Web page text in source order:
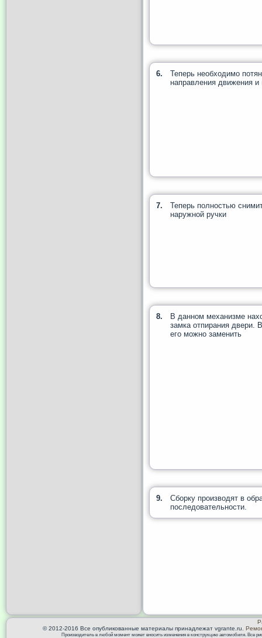
6.
Теперь необходимо
направления движения и
7.
Теперь полностью
наружной ручки
8.
В данном механизме
замка отпирания двери.
его можно заменить
9.
Сборку производят в
последовательности.
© 2012-2016 Все опубликованные материалы принадлежат vgrante.ru.
Производитель в любой момент может вносить изменения в конструкцию автомобиля. Все